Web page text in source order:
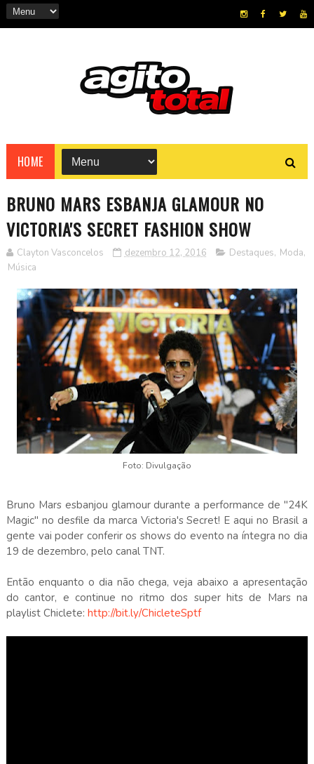
HOME
BRUNO MARS ESBANJA GLAMOUR NO
VICTORIA'S SECRET FASHION SHOW
Clayton Vasconcelos dezembro 12, 2016 Destaques, Moda,
Música
Foto: Divulgação
Bruno Mars esbanjou glamour durante a performance de "24K
Magic" no desfile da marca Victoria's Secret! E aqui no Brasil a
gente vai poder conferir os shows do evento na íntegra no dia
19 de dezembro, pelo canal TNT.
Então enquanto o dia não chega, veja abaixo a apresentação
do cantor, e continue no ritmo dos super hits de Mars na
playlist Chiclete: http://bit.ly/ChicleteSptf